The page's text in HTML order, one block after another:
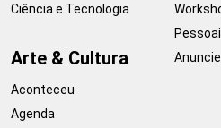
Ciência e Tecnologia
Arte & Cultura
Aconteceu
Agenda
Anuncie